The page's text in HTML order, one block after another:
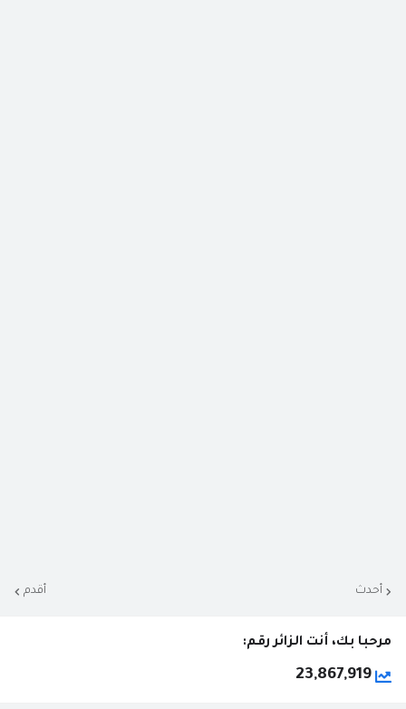
أحدث أقدم
مرحبا بك، أنت الزائر رقم:
23,867,919